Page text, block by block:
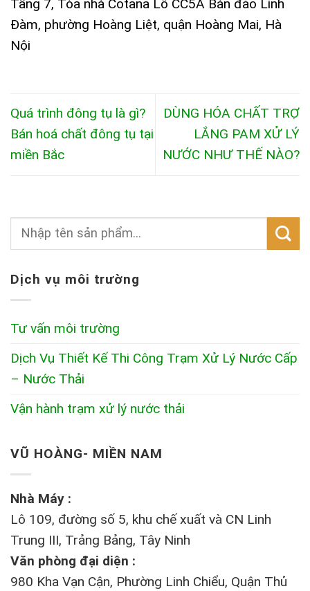
Tầng 7, Tòa nhà Cotana Lô CC5A Bán đảo Linh
Đàm, phường Hoàng Liệt, quận Hoàng Mai, Hà
Nội
Quá trình đông tụ là gì?
Bán hoá chất đông tụ tại
miền Bắc
DÙNG HÓA CHẤT TRỢ
LẮNG PAM XỬ LÝ
NƯỚC NHƯ THẾ NÀO?
Dịch vụ môi trường
Tư vấn môi trường
Dịch Vụ Thiết Kế Thi Công Trạm Xử Lý Nước Cấp
– Nước Thải
Vận hành trạm xử lý nước thải
VŨ HOÀNG- MIỀN NAM
Nhà Máy :
Lô 109, đường số 5, khu chế xuất và CN Linh
Trung III, Trảng Bảng, Tây Ninh
Văn phòng đại diện :
980 Kha Vạn Cận, Phường Linh Chiểu, Quận Thủ